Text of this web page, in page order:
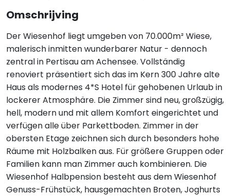
Omschrijving
Der Wiesenhof liegt umgeben von 70.000m² Wiese,
malerisch inmitten wunderbarer Natur - dennoch
zentral in Pertisau am Achensee. Vollständig
renoviert präsentiert sich das im Kern 300 Jahre alte
Haus als modernes 4*S Hotel für gehobenen Urlaub in
lockerer Atmosphäre. Die Zimmer sind neu, großzügig,
hell, modern und mit allem Komfort eingerichtet und
verfügen alle über Parkettboden. Zimmer in der
obersten Etage zeichnen sich durch besonders hohe
Räume mit Holzbalken aus. Für größere Gruppen oder
Familien kann man Zimmer auch kombinieren. Die
Wiesenhof Halbpension besteht aus dem Wiesenhof
Genuss-Frühstück, hausgemachten Broten, Joghurts